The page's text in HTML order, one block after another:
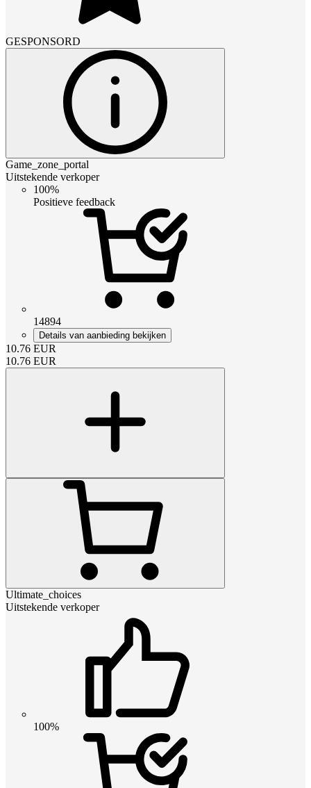
GESPONSORD
Game_zone_portal
Uitstekende verkoper
100%
Positieve feedback
14894
Details van aanbieding bekijken
10.76 EUR
10.76 EUR
Ultimate_choices
Uitstekende verkoper
100%